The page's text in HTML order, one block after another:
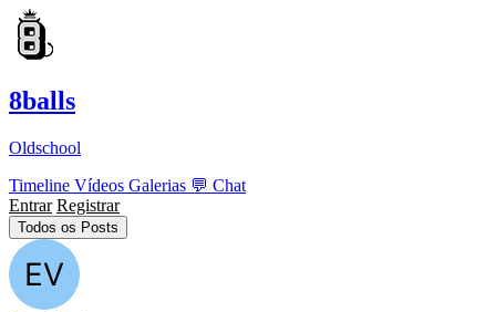
8balls
Oldschool
Timeline Vídeos Galerias 💬 Chat
Entrar Registrar
Todos os Posts